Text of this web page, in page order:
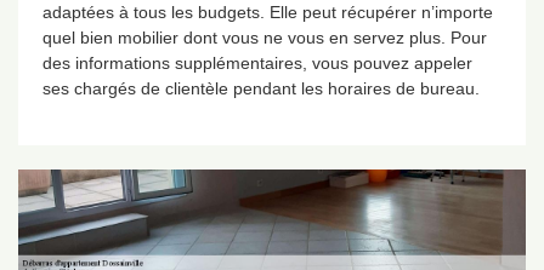
adaptées à tous les budgets. Elle peut récupérer n’importe
quel bien mobilier dont vous ne vous en servez plus. Pour
des informations supplémentaires, vous pouvez appeler
ses chargés de clientèle pendant les horaires de bureau.